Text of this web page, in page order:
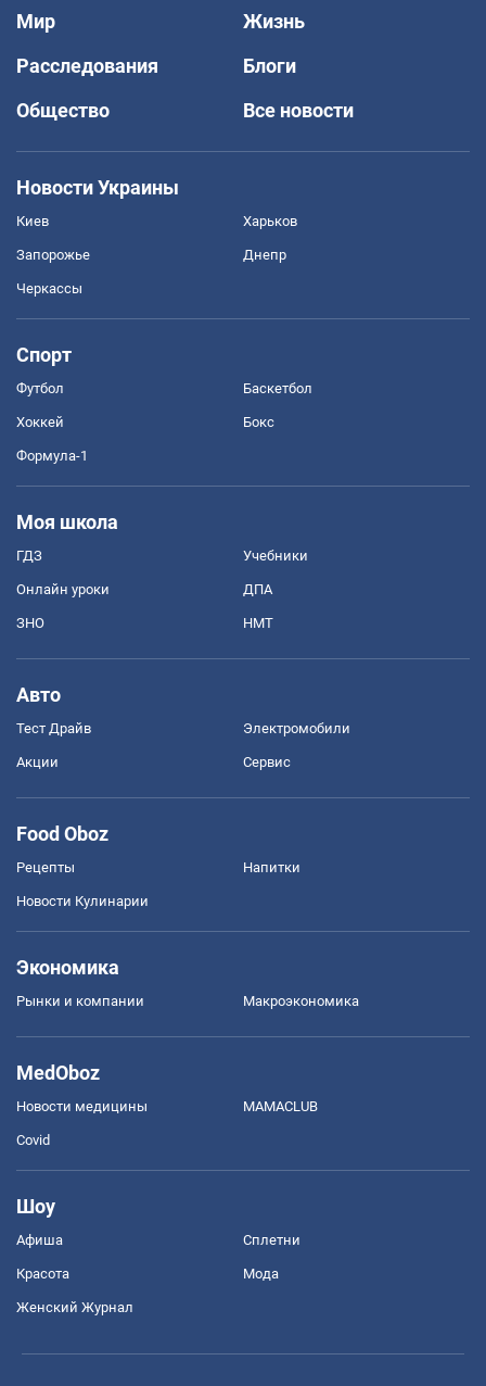
Мир
Жизнь
Расследования
Блоги
Общество
Все новости
Новости Украины
Киев Харьков
Запорожье Днепр
Черкассы
Спорт
Футбол Баскетбол
Хоккей Бокс
Формула-1
Моя школа
ГДЗ Учебники
Онлайн уроки ДПА
ЗНО НМТ
Авто
Тест Драйв Электромобили
Акции Сервис
Food Oboz
Рецепты Напитки
Новости Кулинарии
Экономика
Рынки и компании Mакроэкономика
MedOboz
Новости медицины MAMACLUB
Covid
Шоу
Афиша Сплетни
Красота Мода
Женский Журнал